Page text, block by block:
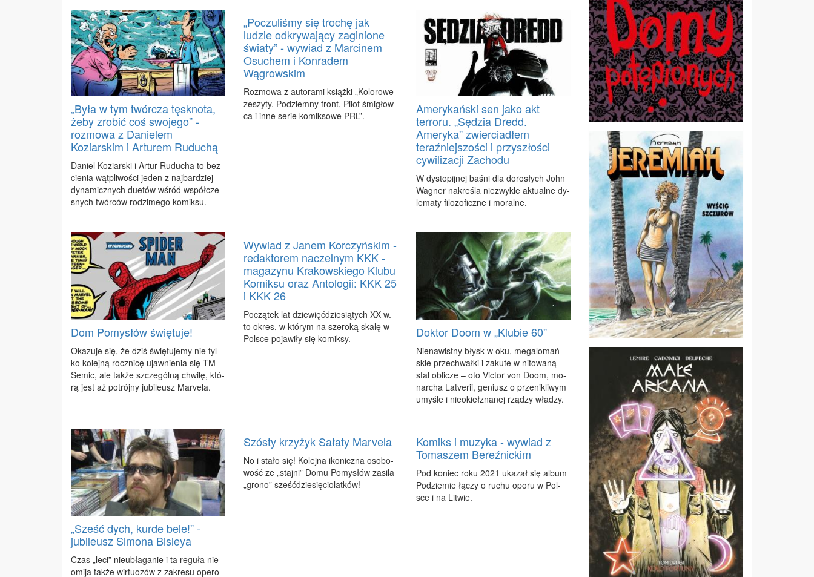
„Była w tym twórcza tęsknota,
żeby zrobić coś swojego” -
rozmowa z Danielem
Koziarskim i Arturem Ruduchą
Da­niel Ko­ziar­ski i Ar­tur Ru­du­cha to bez
cie­nia wąt­pli­wo­ści je­den z naj­bar­dziej
dy­na­micz­nych du­etów wśród współ­cze­
snych twór­ców ro­dzi­me­go ko­mik­su.
„Poczuliśmy się trochę jak
ludzie odkrywający zaginione
światy” - wywiad z Marcinem
Osuchem i Konradem
Wągrowskim
Roz­mo­wa z au­to­ra­mi książ­ki „Ko­lo­ro­we
ze­szy­ty. Pod­ziem­ny front, Pi­lot śmi­głow­
ca i in­ne se­rie ko­mik­so­we PRL”.
Amerykański sen jako akt
terroru. „Sędzia Dredd.
Ameryka” zwierciadłem
teraźniejszości i przyszłości
cywilizacji Zachodu
W dys­to­pij­nej ba­śni dla do­ro­słych John
Wa­gner na­kre­śla nie­zwy­kle ak­tu­al­ne dy­
le­ma­ty fi­lo­zo­ficz­ne i mo­ral­ne.
Dom Pomysłów świętuje!
Oka­zu­je się, że dziś świę­tu­je­my nie tyl­
ko ko­lej­ną rocz­ni­cę ujaw­nie­nia się TM-
Se­mic, ale tak­że szcze­gól­ną chwi­lę, któ­
rą jest aż po­trój­ny ju­bi­le­usz Ma­rve­la.
Wywiad z Janem Korczyńskim -
redaktorem naczelnym KKK -
magazynu Krakowskiego Klubu
Komiksu oraz Antologii: KKK 25
i KKK 26
Po­czą­tek lat dzie­więć­dzie­sią­tych XX w.
to okres, w któ­rym na sze­ro­ką ska­lę w
Pol­sce po­ja­wi­ły się ko­mik­sy.
Doktor Doom w „Klubie 60”
Nie­na­wist­ny błysk w oku, me­ga­lo­mań­
skie prze­chwał­ki i za­ku­te w ni­to­wa­ną
stal ob­li­cze – oto Vic­tor von Do­om, mo­
nar­cha La­tve­rii, ge­niusz o prze­ni­kli­wym
umy­śle i nie­okieł­zna­nej rzą­dzy wła­dzy.
„Sześć dych, kurde bele!” -
jubileusz Simona Bisleya
Czas „le­ci” nie­ubła­ga­nie i ta re­gu­ła nie
omi­ja tak­że wir­tu­ozów z za­kre­su ope­ro­
Szósty krzyżyk Sałaty Marvela
No i sta­ło się! Ko­lej­na iko­nicz­na oso­bo­
wość ze „staj­ni” Do­mu Po­my­słów za­si­la
„gro­no” sześć­dzie­się­cio­lat­ków!
Komiks i muzyka - wywiad z
Tomaszem Bereźnickim
Pod ko­niec ro­ku 2021 uka­zał się al­bum
Pod­zie­mie łą­czy o ru­chu opo­ru w Pol­
sce i na Li­twie.